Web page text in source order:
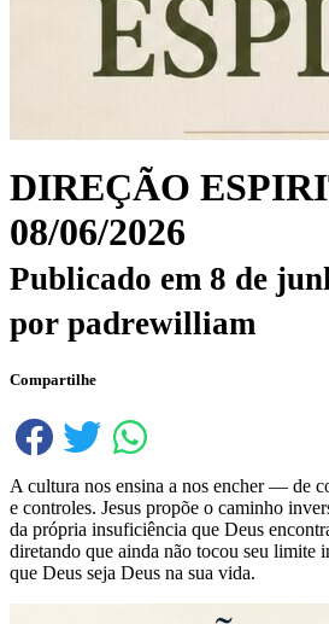
DIREÇÃO
08/06/2026
Publicado em 8 de
por padrewilliam
Compartilhe
A cultura nos ensina a nos encher — de
e controles. Jesus propõe o caminho
da própria insuficiência que Deus
diretando que ainda não tocou seu limite
que Deus seja Deus na sua vida.